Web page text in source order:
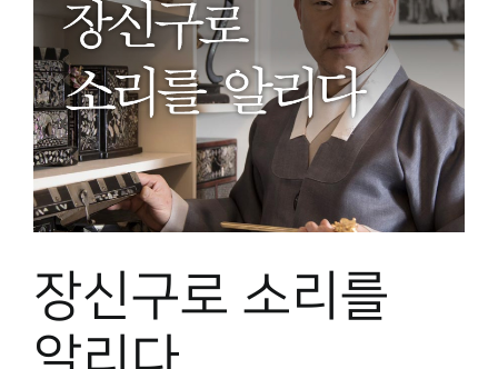
장신구로 소리를